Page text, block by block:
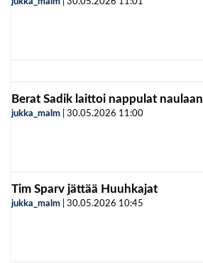
jukka_malm 30.05.2026 11:01
Berat Sadik laittoi nappulat naulaan
jukka_malm 30.05.2026 11:00
Tim Sparv jättää Huuhkajat
jukka_malm 30.05.2026 10:45